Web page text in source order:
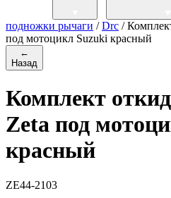
подножки рычаги / Drc /
под мотоцикл Suzuki красный
←
Назад
Комплект
Zeta под
красный
ZE44-2103